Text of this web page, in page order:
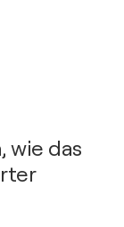
wie das